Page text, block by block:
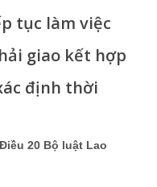
tục làm việc
giao kết hợp
định thời
20 Bộ luật Lao